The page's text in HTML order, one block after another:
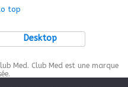
top
Desktop
Med. Club Med est une marque